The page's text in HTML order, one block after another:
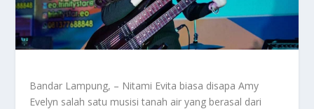
Bandar Lampung, – Nitami Evita biasa disapa Amy
Evelyn salah satu musisi tanah air yang berasal dari